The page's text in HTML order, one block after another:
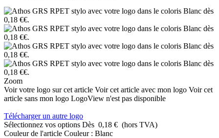
Zoom
Voir votre logo sur cet article Voir cet article avec mon logo Voir cet
article sans mon logo LogoView n'est pas disponible
Télécharger un autre logo
Sélectionnez vos options Dès 0,18 € (hors TVA)
Couleur de l'article Couleur : Blanc